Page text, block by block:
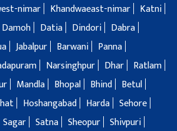
nimar Khandwaeast-nimar
Katni
Damoh Datia Dindori
Dabra
Jabalpur Barwani
Panna
Narsinghpur Dhar
Ratlam
Mandla Bhopal Bhind
Betul
Hoshangabad Harda Sehore
Sagar Satna Sheopur Shivpuri